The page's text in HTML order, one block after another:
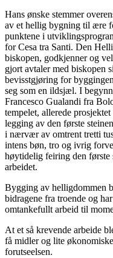
Hans ønske stemmer
av et hellig bygning til ære
punktene i
for Cesa tra Santi. Den
biskopen, godkjenner og
gjort avtaler med biskopen
bevisstgjøring for
seg som en ildsjæl. I
Francesco Gualandi fra
tempelet, allerede
legging av den første
i nærvær av omtrent tretti
intens bøn, tro og ivrig
høytidelig feiring den første
arbeidet.
Bygging av helligdommen
bidragene fra troende og
omtankefullt arbeid til
At et så krevende arbeide
få midler og lite
forutseelsen.